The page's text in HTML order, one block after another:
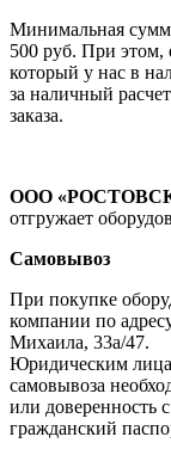
Минимальная сумма
500 руб. При этом,
который у нас в
за наличный
заказа.
ООО
отгружает
Самовывоз
При покупке
компании по
Михаила, 33а/47.
Юридическим
самовывоза
или доверенность
гражданский